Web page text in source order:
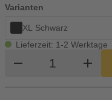
Varianten
XL Schwarz
Lieferzeit: 1-2 Werktage
remove Produktadd